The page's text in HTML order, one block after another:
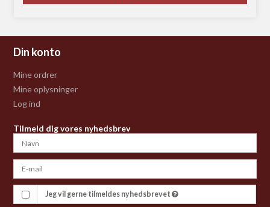
Din konto
Mine ordrer
Mine oplysninger
Log ind
Tilmeld dig vores nyhedsbrev
Jeg vil gerne tilmeldes nyhedsbrevet